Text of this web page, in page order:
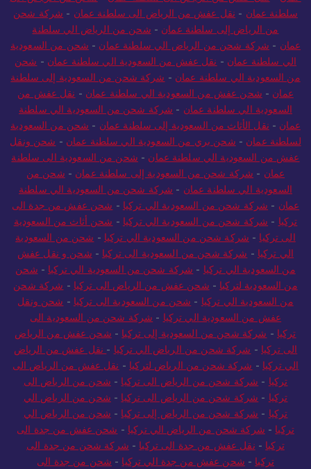
سلطنة عمان - نقل عفش من الرياض الى سلطنة عمان - شركة شحن
من الرياض إلى سلطنة عمان - شحن من الرياض الي سلطنة
عمان - شركة شحن من الرياض الي سلطنة عمان - شحن من السعودية
الي سلطنة عمان - نقل عفش من السعودية الي سلطنة عمان - شحن
من السعودية الي سلطنة عمان - شركة شحن من السعودية إلى سلطنة
عمان - شحن عفش من السعودية الي سلطنة عمان - نقل عفش من
السعودية الي سلطنة عمان - شركة شحن من السعودية الي سلطنة
عمان - نقل الأثاث من السعودية إلى سلطنة عمان - شحن من السعودية
لسلطنة عمان - شحن بري من السعودية الي سلطنة عمان - شحن ونقل
عفش من السعودية الي سلطنة عمان - شحن من السعودية الى سلطنة
عمان - شركة شحن من السعودية إلى سلطنة عمان - شحن من
السعودية الي سلطنة عمان - شركة شحن من السعودية الي سلطنة
عمان - شركة شحن من السعودية الي تركيا - شحن عفش من جدة الى
تركيا - شركة شحن من السعودية الي تركيا - شحن أثاث من السعودية
الى تركيا - شركة شحن من السعودية الي تركيا - شحن من السعودية
الي تركيا - شركة شحن من السعودية الى تركيا - شحن و نقل عفش
من السعودية الي تركيا - شركة شحن من السعودية الي تركيا - شحن
من السعودية لتركيا - شحن عفش من الرياض الى تركيا - شركة شحن
من السعودية الي تركيا - شحن من السعودية الى تركيا - شحن ونقل
عفش من السعودية الي تركيا - شركة شحن من السعودية الى
تركيا - شركة شحن من السعودية إلى تركيا - شحن عفش من الرياض
الى تركيا - شركة شحن من الرياض الي تركيا - نقل عفش من الرياض
الي تركيا - شركة شحن من الرياض لتركيا - نقل عفش من الرياض الى
تركيا - شركة شحن من الرياض الى تركيا - شحن من الرياض الى
تركيا - شركة شحن من الرياض الى تركيا - شحن من الرياض الي
تركيا - شركة شحن من الرياض إلى تركيا - شحن من الرياض الي
تركيا - شركة شحن من الرياض الي تركيا - شحن عفش من جدة الى
تركيا - نقل عفش من جدة الى تركيا - شركة شحن من جدة الى
تركيا - شحن عفش من جدة الي تركيا - شحن من جدة الى